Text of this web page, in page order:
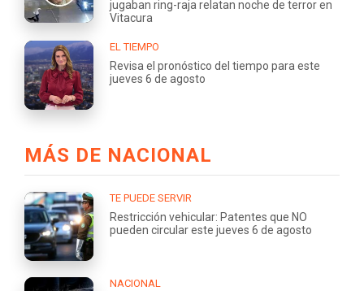
jugaban ring-raja relatan noche de terror en
Vitacura
EL TIEMPO
Revisa el pronóstico del tiempo para este
jueves 6 de agosto
MÁS DE NACIONAL
TE PUEDE SERVIR
Restricción vehicular: Patentes que NO
pueden circular este jueves 6 de agosto
NACIONAL